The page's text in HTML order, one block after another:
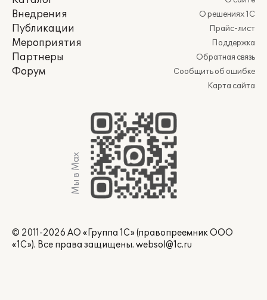
Внедрения
Публикации
Мероприятия
Партнеры
Форум
О решениях 1С
Прайс-лист
Поддержка
Обратная связь
Сообщить об ошибке
Карта сайта
Мы в Max
© 2011-2026 АО «Группа 1С» (правопреемник ООО
«1С»). Все права защищены. websol@1c.ru